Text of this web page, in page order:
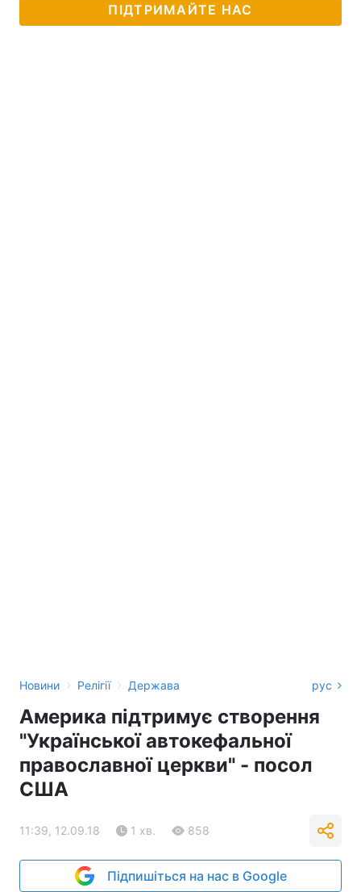
ПІДТРИМАЙТЕ НАС
Новини › Релігії › Держава рус
Америка підтримує створення
"Української автокефальної
православної церкви" - посол
США
11:39, 12.09.18 1 хв. 858
Підпишіться на нас в Google